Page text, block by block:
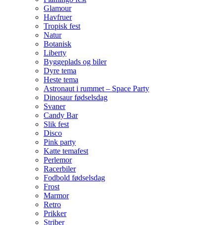
Glamour
Havfruer
Tropisk fest
Natur
Botanisk
Liberty
Byggeplads og biler
Dyre tema
Heste tema
Astronaut i rummet – Space Party
Dinosaur fødselsdag
Svaner
Candy Bar
Slik fest
Disco
Pink party
Katte temafest
Perlemor
Racerbiler
Fodbold fødselsdag
Frost
Marmor
Retro
Prikker
Striber